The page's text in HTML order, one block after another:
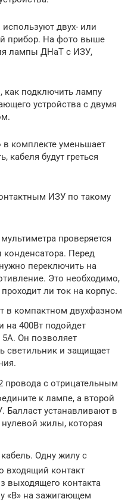
двух- или
прибор. На фото выше
лампы ДНаТ с ИЗУ,
как подключить лампу
устройства с двумя
в комплекте уменьшает
кабеля будут греться
ИЗУ по такому
проверяется
конденсатора. Перед
переключить на
Это необходимо,
ли ток на корпус.
в компактном двухфазном
на 400Вт подойдет
Он позволяет
светильник и защищает
провода с отрицательным
к лампе, а второй
Балласт устанавливают в
жилы, которая
Одну жилу с
входящий контакт
выходящего контакта
«В» на зажигающем